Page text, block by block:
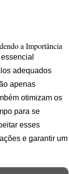
a Importância
adequados
apenas
otimizam os
para se
esses
e garantir um